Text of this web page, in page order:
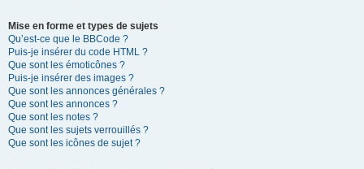
Mise en forme et types de sujets
Qu’est-ce que le BBCode ?
Puis-je insérer du code HTML ?
Que sont les émoticônes ?
Puis-je insérer des images ?
Que sont les annonces générales ?
Que sont les annonces ?
Que sont les notes ?
Que sont les sujets verrouillés ?
Que sont les icônes de sujet ?